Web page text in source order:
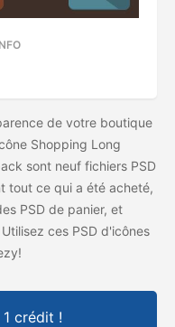
de votre boutique
Shopping Long
sont neuf fichiers PSD
tout ce qui a été acheté,
PSD de panier, et
ces PSD d'icônes
crédit !